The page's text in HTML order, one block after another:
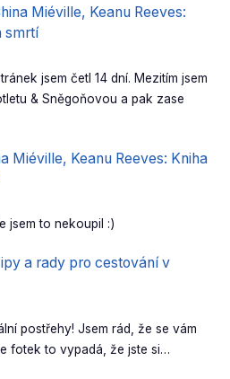
Miéville, Keanu Reeves:
smrtí
jsem četl 14 dní. Mezitím jsem
& Sněgoňovou a pak zase
Miéville, Keanu Reeves: Kniha
jsem to nekoupil :)
a rady pro cestování v
postřehy! Jsem rád, že se vám
fotek to vypadá, že jste si…